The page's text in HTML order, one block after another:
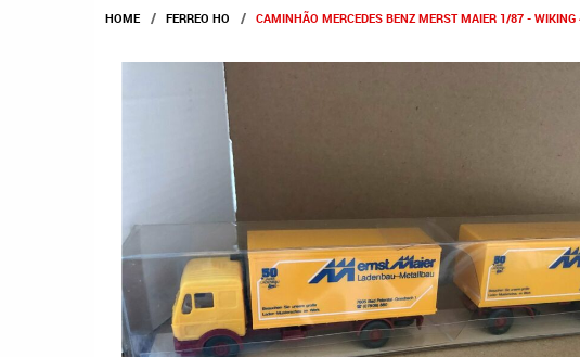
HOME FERREO HO CAMINHÃO MERCEDES BENZ MERST MAIER 1/87 -